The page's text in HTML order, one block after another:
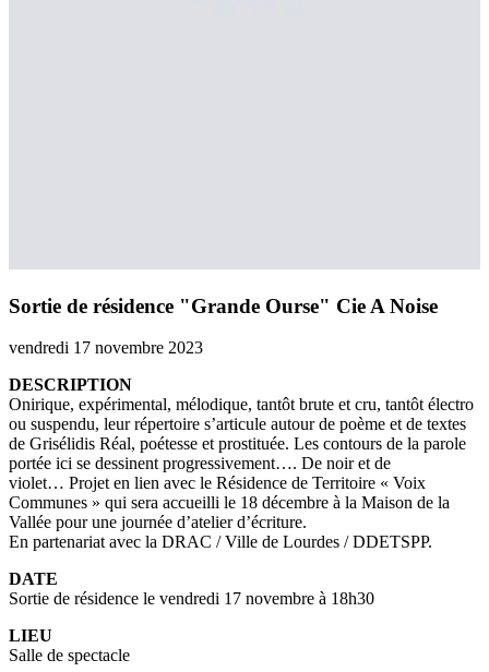
Sortie de résidence "Grande Ourse" Cie A Noise
vendredi 17 novembre 2023
DESCRIPTION
Onirique, expérimental, mélodique, tantôt brute et cru, tantôt électro
ou suspendu, leur répertoire s’articule autour de poème et de textes
de Grisélidis Réal, poétesse et prostituée. Les contours de la parole
portée ici se dessinent progressivement…. De noir et de
violet… Projet en lien avec le Résidence de Territoire « Voix
Communes » qui sera accueilli le 18 décembre à la Maison de la
Vallée pour une journée d’atelier d’écriture.
En partenariat avec la DRAC / Ville de Lourdes / DDETSPP.
DATE
Sortie de résidence le vendredi 17 novembre à 18h30
LIEU
Salle de spectacle